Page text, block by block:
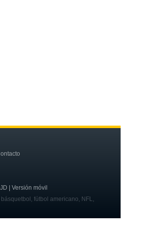
| Versión móvil
fútbol americano, NFL,